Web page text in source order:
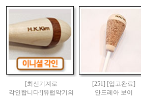
[최신기계로
각인합니다!]유럽악기의
[251] [입고완료]
안드레아 보이